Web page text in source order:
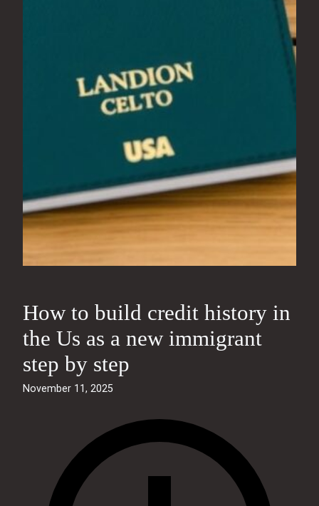
How to build credit history in
the Us as a new immigrant
step by step
November 11, 2025